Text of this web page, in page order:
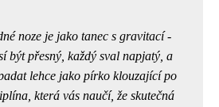
noze je jako tanec s gravitací -
být přesný, každý sval napjatý, a
lehce jako pírko klouzající po
která vás naučí, že skutečná